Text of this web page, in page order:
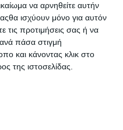
να αρνηθείτε αυτήν
ισχύουν μόνο για αυτόν
τις προτιμήσεις σας ή να
πάσα στιγμή
και κάνοντας κλικ στο
της ιστοσελίδας.
τις
τους.
προσαρμογής στις
να οδηγήσει σε
σε πτώχευση.